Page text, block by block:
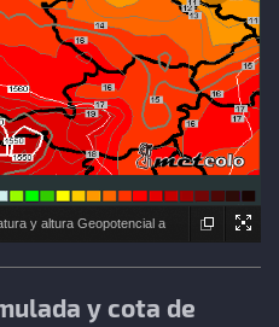
y altura Geopotencial a
y cota de